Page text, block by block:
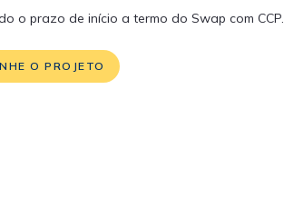
o prazo de início a termo do Swap com CCP.
O PROJETO